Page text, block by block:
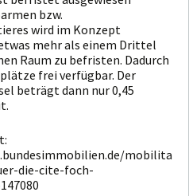
bzw.
wird im Konzept
mehr als einem Drittel
Raum zu befristen. Dadurch
frei verfügbar. Der
beträgt dann nur 0,45
mobilita
die-cite-foch-